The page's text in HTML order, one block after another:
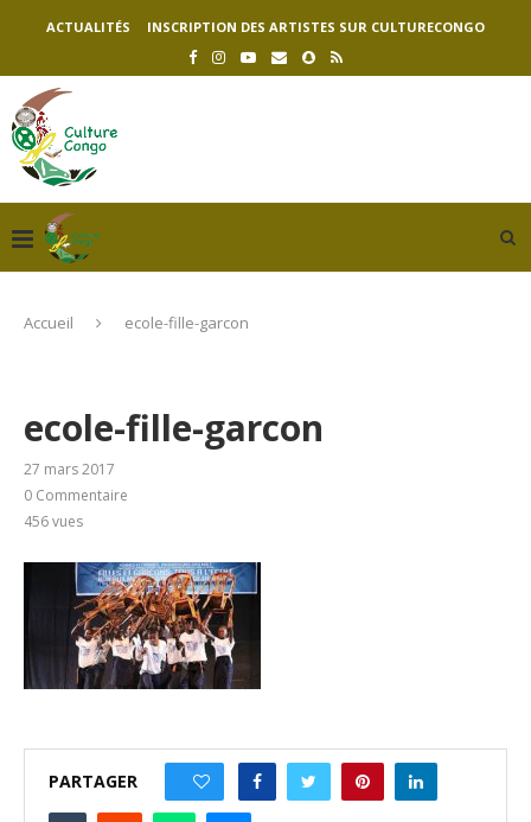
ACTUALITÉS INSCRIPTION DES ARTISTES SUR CULTURECONGO
Accueil ecole-fille-garcon
ecole-fille-garcon
27 mars 2017
0 Commentaire
456vues
PARTAGER